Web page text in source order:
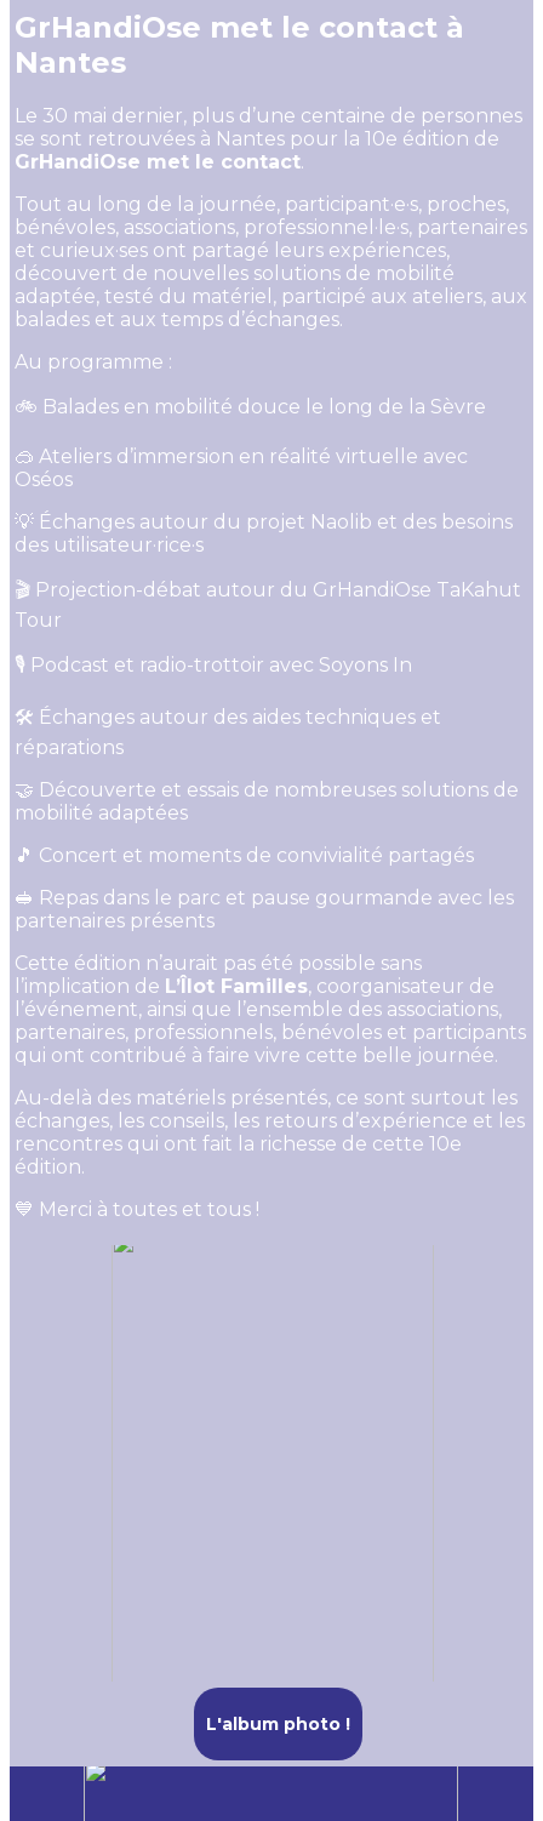
GrHandiOse met le contact à
Nantes
Le 30 mai dernier, plus d’une centaine de personnes
se sont retrouvées à Nantes pour la 10e édition de
GrHandiOse met le contact.
Tout au long de la journée, participant·e·s, proches,
bénévoles, associations, professionnel·le·s, partenaires
et curieux·ses ont partagé leurs expériences,
découvert de nouvelles solutions de mobilité
adaptée, testé du matériel, participé aux ateliers, aux
balades et aux temps d’échanges.
Au programme :
🚲 Balades en mobilité douce le long de la Sèvre
🥽 Ateliers d’immersion en réalité virtuelle avec
Oséos
💡 Échanges autour du projet Naolib et des besoins
des utilisateur·rice·s
🎬 Projection-débat autour du GrHandiOse TaKahut
Tour
🎙️ Podcast et radio-trottoir avec Soyons In
🛠️ Échanges autour des aides techniques et
réparations
🤝 Découverte et essais de nombreuses solutions de
mobilité adaptées
🎵 Concert et moments de convivialité partagés
🥪 Repas dans le parc et pause gourmande avec les
partenaires présents
Cette édition n’aurait pas été possible sans
l’implication de L’Îlot Familles, coorganisateur de
l’événement, ainsi que l’ensemble des associations,
partenaires, professionnels, bénévoles et participants
qui ont contribué à faire vivre cette belle journée.
Au-delà des matériels présentés, ce sont surtout les
échanges, les conseils, les retours d’expérience et les
rencontres qui ont fait la richesse de cette 10e
édition.
💙 Merci à toutes et tous !
L'album photo !